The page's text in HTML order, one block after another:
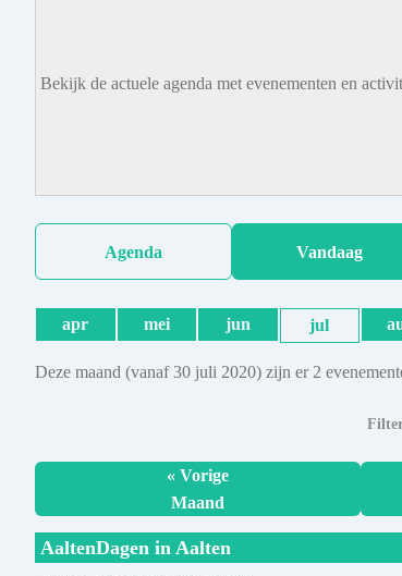
Bekijk de actuele agenda met evenementen en
Agenda Vandaag
apr mei jun jul
Deze maand (vanaf 30 juli 2020) zijn er 2
« Vorige
Maand
AaltenDagen in Aalten